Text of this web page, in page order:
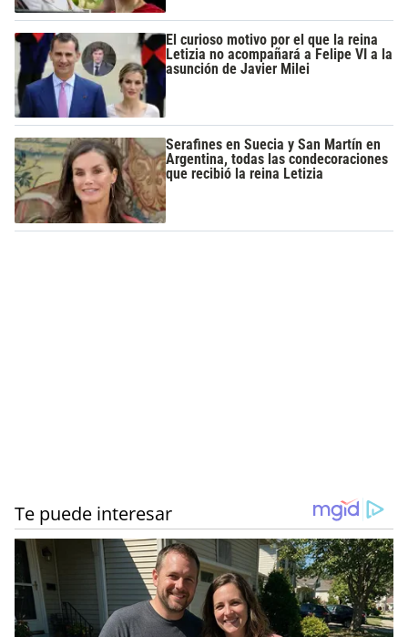
El curioso motivo por el que la reina
Letizia no acompañará a Felipe VI a la
asunción de Javier Milei
Serafines en Suecia y San Martín en
Argentina, todas las condecoraciones
que recibió la reina Letizia